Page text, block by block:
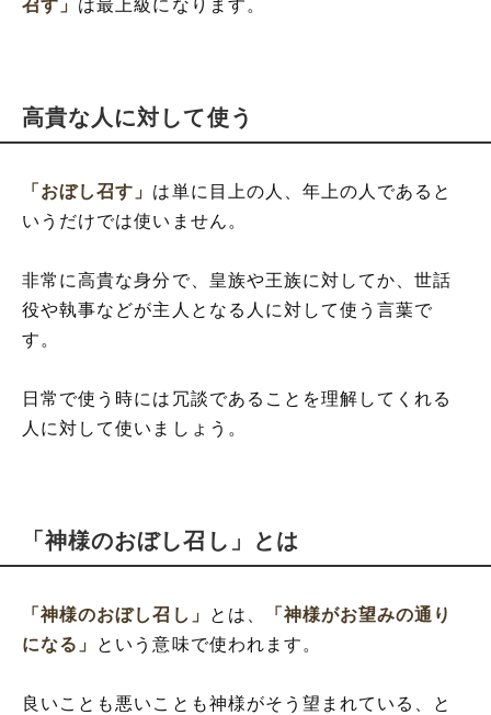
召す」 は最上級になります。
高貴な人に対して使う
「おぼし召す」 は単に目上の人、年上の人であると
いうだけでは使いません。
非常に高貴な身分で、皇族や王族に対してか、世話
役や執事などが主人となる人に対して使う言葉で
す。
日常で使う時には冗談であることを理解してくれる
人に対して使いましょう。
「神様のおぼし召し」とは
「神様のおぼし召し」 とは、
「神様がお望みの通り
になる」
という意味で使われます。
良いことも悪いことも神様がそう望まれている、と